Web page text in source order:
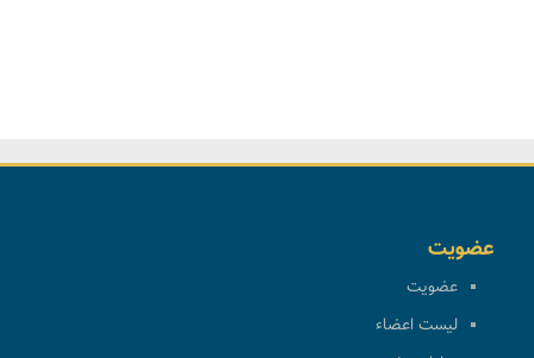
عضویت
عضویت
لیست اعضاء